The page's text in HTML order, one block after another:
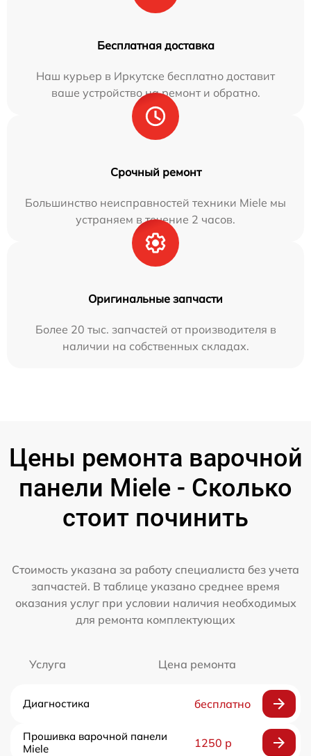
Бесплатная доставка
Наш курьер в Иркутске бесплатно доставит
ваше устройство на ремонт и обратно.
Срочный ремонт
Большинство неисправностей техники Miele мы
устраняем в течение 2 часов.
Оригинальные запчасти
Более 20 тыс. запчастей от производителя в
наличии на собственных складах.
Цены ремонта варочной
панели Miele - Сколько
стоит починить
Стоимость указана за работу специалиста без учета
запчастей. В таблице указано среднее время
оказания услуг при условии наличия необходимых
для ремонта комплектующих
Услуга Цена ремонта
Диагностика бесплатно
Прошивка варочной панели
Miele
1250 р